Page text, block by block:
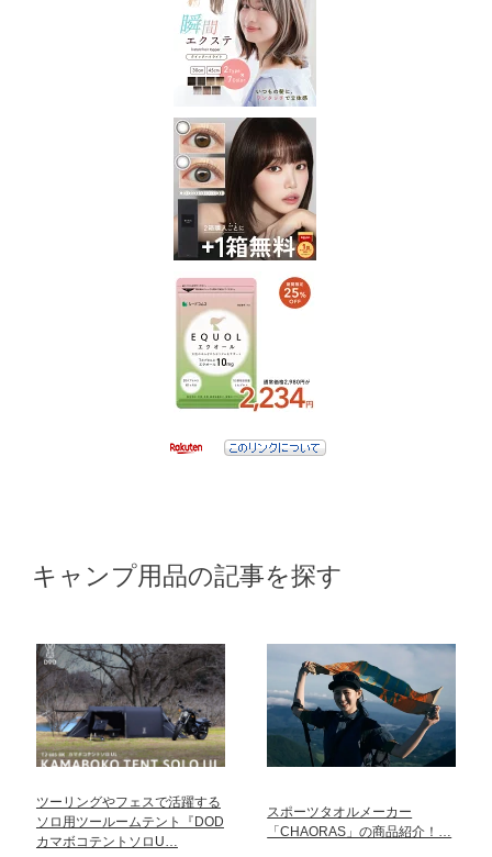
キャンプ用品の記事を探す
ツーリングやフェスで活躍する
ソロ用ツールームテント『DOD
カマボコテントソロU…
スポーツタオルメーカー
「CHAORAS」の商品紹介！…